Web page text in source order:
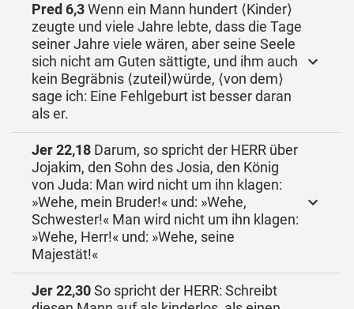
Pred 6,3Wenn ein Mann hundert ⟨Kinder⟩
zeugte und viele Jahre lebte, dass die Tage
seiner Jahre viele wären, aber seine Seele
sich nicht am Guten sättigte, und ihm auch
kein Begräbnis ⟨zuteil⟩würde, ⟨von dem⟩
sage ich: Eine Fehlgeburt ist besser daran
als er.
Jer 22,18 Darum, so spricht der HERR über
Jojakim, den Sohn des Josia, den König
von Juda: Man wird nicht um ihn klagen:
»Wehe, mein Bruder!« und: »Wehe,
Schwester!« Man wird nicht um ihn klagen:
»Wehe, Herr!« und: »Wehe, seine
Majestät!«
Jer 22,30So spricht der HERR: Schreibt